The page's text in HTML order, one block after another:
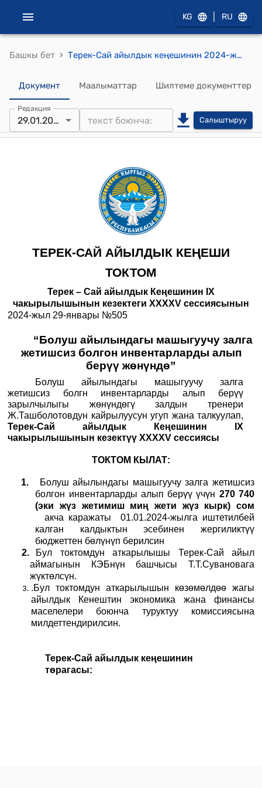
KG RU
Башкы бет › Терек-Сай айылдык кеңешинин 2024-жылынын 29-январындагы №505 “Болуш айылындагы машыгуучу залга жетишсиз болгон инвентарларды алып берүү жөнүндө” токтому
Документ Маалыматтар Шилтеме документтер
Редакция
29.01.2024 Салыштыруу